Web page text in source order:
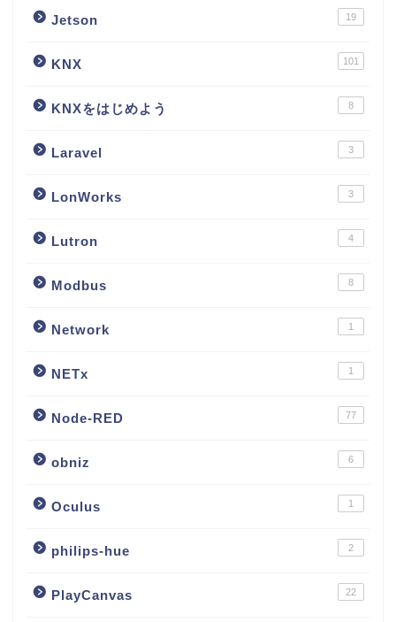
Jetson 19
KNX 101
KNXをはじめよう 8
Laravel 3
LonWorks 3
Lutron 4
Modbus 8
Network 1
NETx 1
Node-RED 77
obniz 6
Oculus 1
philips-hue 2
PlayCanvas 22